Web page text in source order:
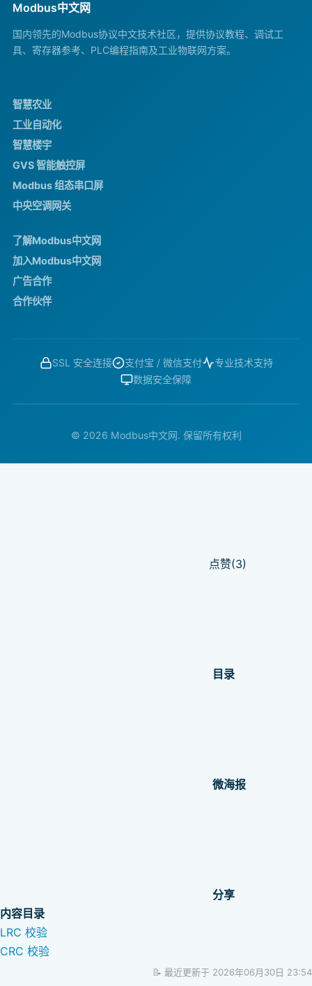
Modbus中文网
国内领先的Modbus协议中文技术社区，提供协议教程、调试工
具、寄存器参考、PLC编程指南及工业物联网方案。
智慧农业
工业自动化
智慧楼宇
GVS 智能触控屏
Modbus 组态串口屏
中央空调网关
了解Modbus中文网
加入Modbus中文网
广告合作
合作伙伴
SSL 安全连接 支付宝 / 微信支付
专业技术支持
数据安全保障
© 2026 Modbus中文网. 保留所有权利
点赞(3)
目录
微海报
分享
内容目录
LRC 校验​
CRC 校验​
📝 最近更新于 2026年06月30日 23:54